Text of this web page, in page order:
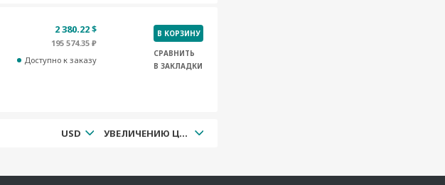
2 380.22 $
195 574.35 ₽
Доступно к заказу
В КОРЗИНУ
СРАВНИТЬ
В ЗАКЛАДКИ
USD УВЕЛИЧЕНИЮ ЦЕНЫ